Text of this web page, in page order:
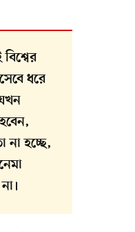
ধরে
না হচ্ছে,